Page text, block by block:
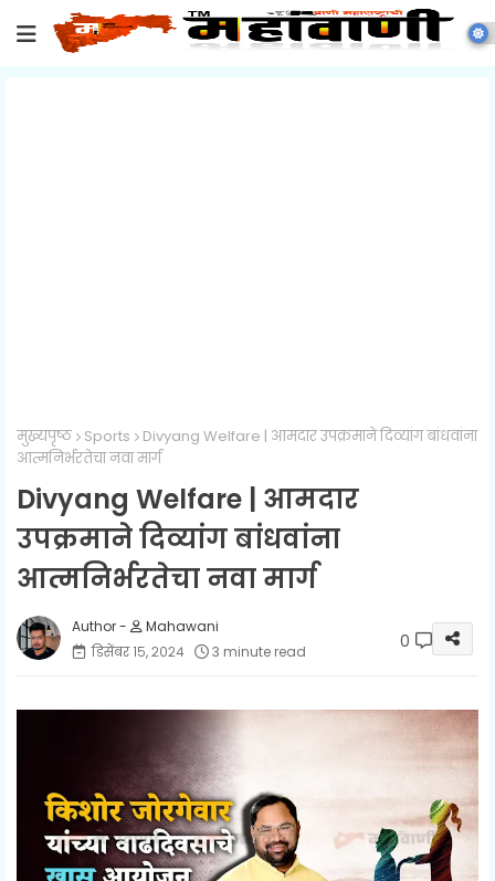
मुख्यपृष्ठ Sports
Divyang Welfare | आमदार उपक्रमाने दिव्यांग बांधवांना
आत्मनिर्भरतेचा नवा मार्ग
Divyang Welfare | आमदार
उपक्रमाने दिव्यांग बांधवांना
आत्मनिर्भरतेचा नवा मार्ग
Mahawani
डिसेंबर १५, २०२४
3 minute read 0